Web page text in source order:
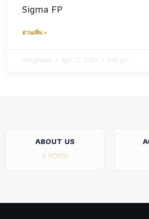
Sigma FP
อ่านเพิ่ม »
WongPeera April 12, 2020 3:40 pm
ABOUT US
0 POSTS